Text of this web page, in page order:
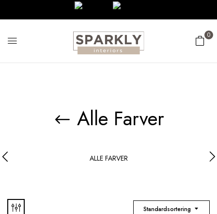
0
Alle Farver
ALLE FARVER
Standardsortering